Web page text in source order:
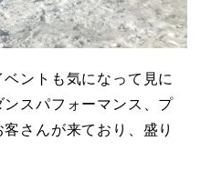
ントも気になって見に
スパフォーマンス、プ
さんが来ており、盛り